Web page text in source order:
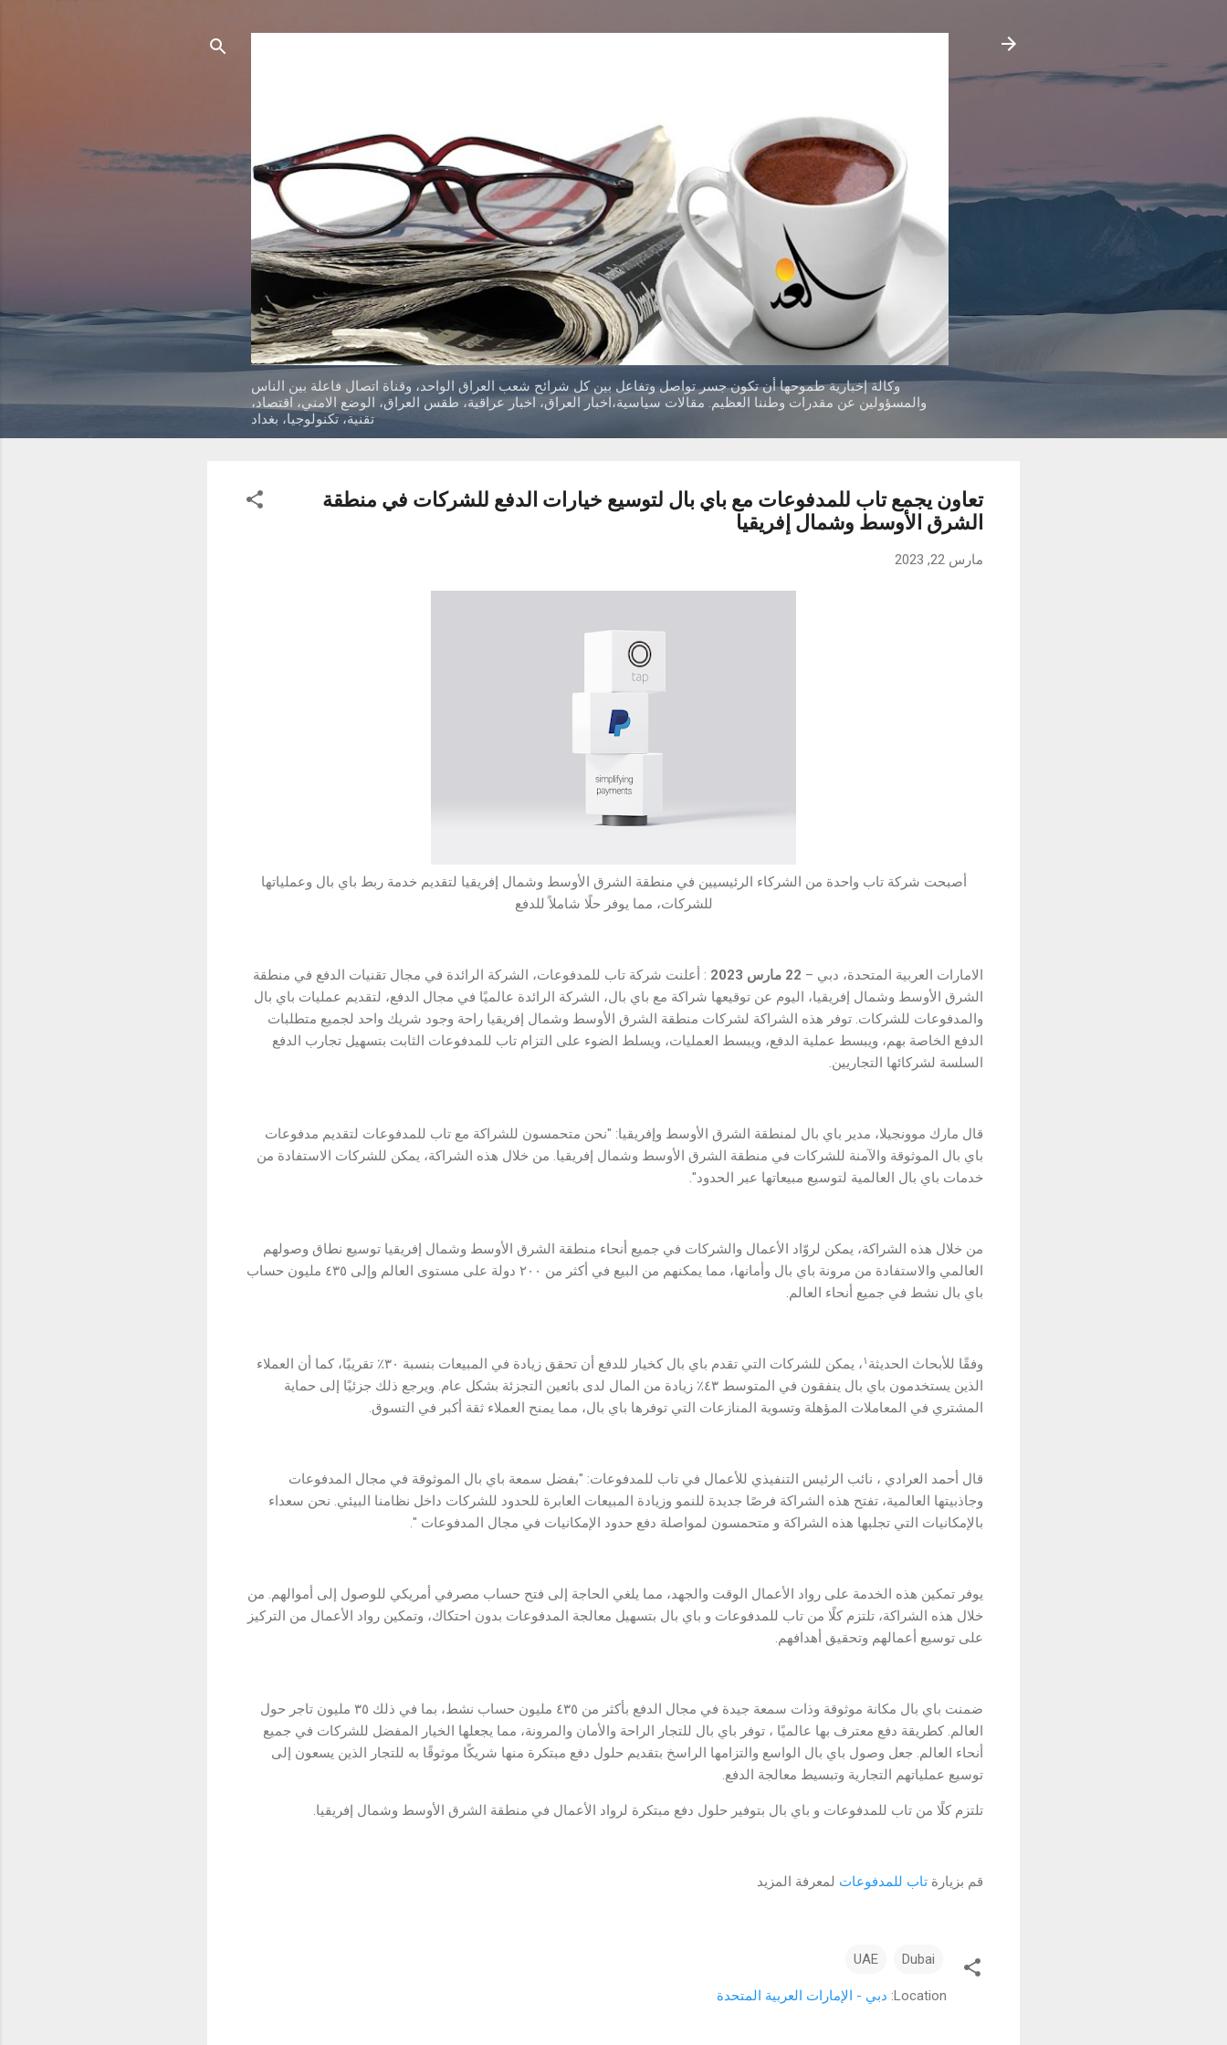
وكالة إخبارية طموحها أن تكون جسر تواصل وتفاعل بين كل شرائح شعب العراق الواحد، وقناة اتصال فاعلة بين الناس
والمسؤولين عن مقدرات وطننا العظيم. مقالات سياسية،اخبار العراق، اخبار عراقية، طقس العراق، الوضع الامني، اقتصاد،
تقنية، تكنولوجيا، بغداد
تعاون يجمع تاب للمدفوعات مع باي بال لتوسيع خيارات الدفع للشركات في منطقة
الشرق الأوسط وشمال إفريقيا
مارس 22, 2023
أصبحت شركة تاب واحدة من الشركاء الرئيسيين في منطقة الشرق الأوسط وشمال إفريقيا لتقديم خدمة ربط باي بال وعملياتها
للشركات، مما يوفر حلًا شاملاً للدفع
الامارات العربية المتحدة، دبي – مارس 2023
: أعلنت شركة تاب للمدفوعات، الشركة الرائدة في مجال تقنيات الدفع في منطقة
الشرق الأوسط وشمال إفريقيا، اليوم عن توقيعها شراكة مع باي بال، الشركة الرائدة عالميًا في مجال الدفع، لتقديم عمليات باي بال
والمدفوعات للشركات. توفر هذه الشراكة لشركات منطقة الشرق الأوسط وشمال إفريقيا راحة وجود شريك واحد لجميع متطلبات
الدفع الخاصة بهم، ويبسط عملية الدفع، ويبسط العمليات، ويسلط الضوء على التزام تاب للمدفوعات الثابت بتسهيل تجارب الدفع
السلسة لشركائها التجاريين.
قال مارك موونجيلا، مدير باي بال لمنطقة الشرق الأوسط وإفريقيا: "نحن متحمسون للشراكة مع تاب للمدفوعات لتقديم مدفوعات
باي بال الموثوقة والآمنة للشركات في منطقة الشرق الأوسط وشمال إفريقيا. من خلال هذه الشراكة، يمكن للشركات الاستفادة من
خدمات باي بال العالمية لتوسيع مبيعاتها عبر الحدود".
من خلال هذه الشراكة، يمكن لروّاد الأعمال والشركات في جميع أنحاء منطقة الشرق الأوسط وشمال إفريقيا توسيع نطاق وصولهم
العالمي والاستفادة من مرونة باي بال وأمانها، مما يمكنهم من البيع في أكثر من ٢٠٠ دولة على مستوى العالم وإلى ٤٣٥ مليون حساب
باي بال نشط في جميع أنحاء العالم.
وفقًا للأبحاث الحديثة ١
، يمكن للشركات التي تقدم باي بال كخيار للدفع أن تحقق زيادة في المبيعات بنسبة ٣٠٪ تقريبًا، كما أن العملاء
الذين يستخدمون باي بال ينفقون في المتوسط ٤٣٪ زيادة من المال لدى بائعين التجزئة بشكل عام. ويرجع ذلك جزئيًا إلى حماية
المشتري في المعاملات المؤهلة وتسوية المنازعات التي توفرها باي بال، مما يمنح العملاء ثقة أكبر في التسوق.
قال أحمد العرادي ، نائب الرئيس التنفيذي للأعمال في تاب للمدفوعات: "بفضل سمعة باي بال الموثوقة في مجال المدفوعات
وجاذبيتها العالمية، تفتح هذه الشراكة فرصًا جديدة للنمو وزيادة المبيعات العابرة للحدود للشركات داخل نظامنا البيئي. نحن سعداء
بالإمكانيات التي تجلبها هذه الشراكة و متحمسون لمواصلة دفع حدود الإمكانيات في مجال المدفوعات ".
يوفر تمكين هذه الخدمة على رواد الأعمال الوقت والجهد، مما يلغي الحاجة إلى فتح حساب مصرفي أمريكي للوصول إلى أموالهم. من
خلال هذه الشراكة، تلتزم كلًا من تاب للمدفوعات و باي بال بتسهيل معالجة المدفوعات بدون احتكاك، وتمكين رواد الأعمال من التركيز
على توسيع أعمالهم وتحقيق أهدافهم.
ضمنت باي بال مكانة موثوقة وذات سمعة جيدة في مجال الدفع بأكثر من ٤٣٥ مليون حساب نشط، بما في ذلك ٣٥ مليون تاجر حول
العالم. كطريقة دفع معترف بها عالميًا ، توفر باي بال للتجار الراحة والأمان والمرونة، مما يجعلها الخيار المفضل للشركات في جميع
أنحاء العالم. جعل وصول باي بال الواسع والتزامها الراسخ بتقديم حلول دفع مبتكرة منها شريكًا موثوقًا به للتجار الذين يسعون إلى
توسيع عملياتهم التجارية وتبسيط معالجة الدفع.
تلتزم كلًا من تاب للمدفوعات و باي بال بتوفير حلول دفع مبتكرة لرواد الأعمال في منطقة الشرق الأوسط وشمال إفريقيا.
قم بزيارة تاب للمدفوعات لمعرفة المزيد
Dubai
UAE
Location: دبي - الإمارات العربية المتحدة